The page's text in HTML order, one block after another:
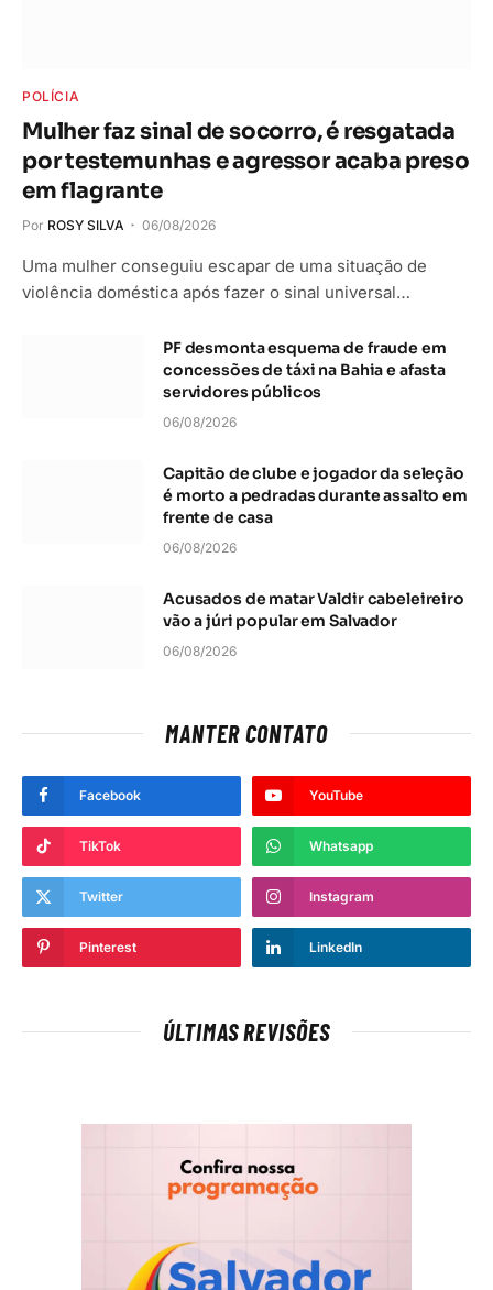
POLÍCIA
Mulher faz sinal de socorro, é resgatada
por testemunhas e agressor acaba preso
em flagrante
Por ROSY SILVA 06/08/2026
Uma mulher conseguiu escapar de uma situação de
violência doméstica após fazer o sinal universal…
PF desmonta esquema de fraude em
concessões de táxi na Bahia e afasta
servidores públicos
06/08/2026
Capitão de clube e jogador da seleção
é morto a pedradas durante assalto em
frente de casa
06/08/2026
Acusados de matar Valdir cabeleireiro
vão a júri popular em Salvador
06/08/2026
MANTER CONTATO
Facebook YouTube
TikTok Whatsapp
Twitter Instagram
Pinterest LinkedIn
ÚLTIMAS REVISÕES